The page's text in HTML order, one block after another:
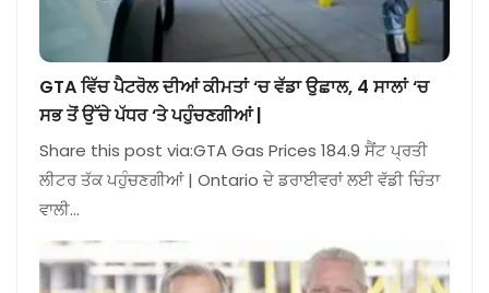
GTA ਵਿੱਚ ਪੈਟਰੋਲ ਦੀਆਂ ਕੀਮਤਾਂ ‘ਚ ਵੱਡਾ ਉਛਾਲ, 4 ਸਾਲਾਂ ‘ਚ
ਸਭ ਤੋਂ ਉੱਚੇ ਪੱਧਰ ‘ਤੇ ਪਹੁੰਚਣਗੀਆਂ |
Share this post via:GTA Gas Prices 184.9 ਸੈਂਟ ਪ੍ਰਤੀ
ਲੀਟਰ ਤੱਕ ਪਹੁੰਚਣਗੀਆਂ | Ontario ਦੇ ਡਰਾਈਵਰਾਂ ਲਈ ਵੱਡੀ ਚਿੰਤਾ
ਵਾਲੀ…